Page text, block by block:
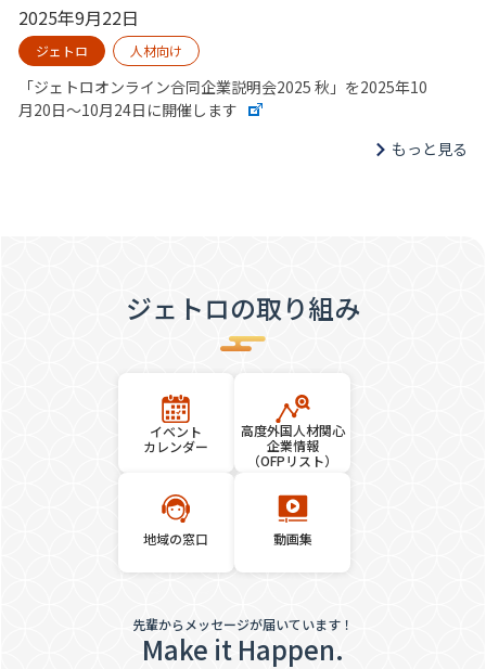
2025年9月22日
ジェトロ 人材向け
「ジェトロオンライン合同企業説明会2025 秋」を2025年10
月20日～10月24日に開催します
もっと見る
ジェトロの取り組み
イベント
カレンダー
高度外国人材関心
企業情報
（OFPリスト）
地域の窓口 動画集
先輩からメッセージが届いています！
Make it Happen.